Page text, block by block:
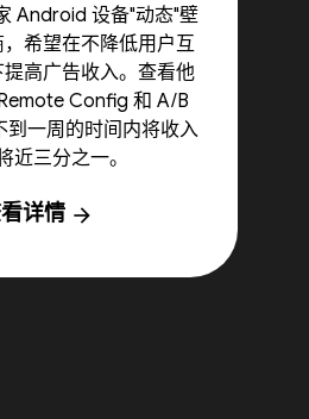
Android 设备"动态"壁
希望在不降低用户互
高广告收入。查看他
Config 和 A/B
到一周的时间内将收入
近三分之一。
详情 arrow_forward